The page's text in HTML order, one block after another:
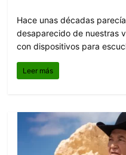
Hace unas décadas
desaparecido de nuestras
con dispositivos para
Leer más